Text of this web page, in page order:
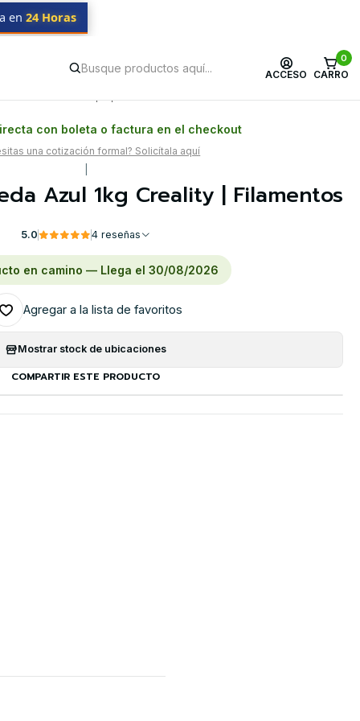
ACCESO
0
CARRO
en 24 Horas
con boleta o factura en el checkout
una cotización formal? Solicítala aquí
Azul 1kg Creality | Filamentos
5.0 4 reseñas
en camino — Llega el 30/08/2026
Agregar a la lista de favoritos
Mostrar stock de ubicaciones
COMPARTIR ESTE PRODUCTO